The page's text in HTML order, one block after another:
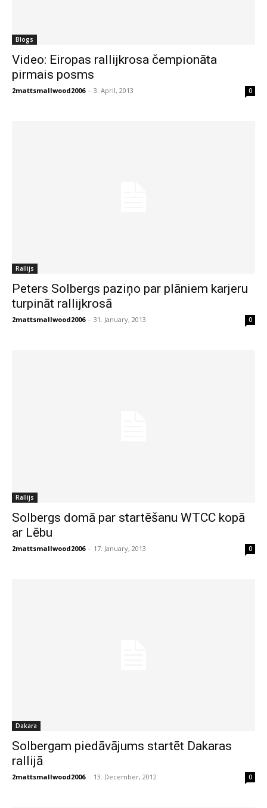
Blogs
Video: Eiropas rallijkrosa čempionāta
pirmais posms
2mattsmallwood2006 - 3. April, 2013 0
Rallijs
Peters Solbergs paziņo par plāniem karjeru
turpināt rallijkrosā
2mattsmallwood2006 - 31. January, 2013 0
Rallijs
Solbergs domā par startēšanu WTCC kopā
ar Lēbu
2mattsmallwood2006 - 17. January, 2013 0
Dakara
Solbergam piedāvājums startēt Dakaras
rallijā
2mattsmallwood2006 - 13. December, 2012 0